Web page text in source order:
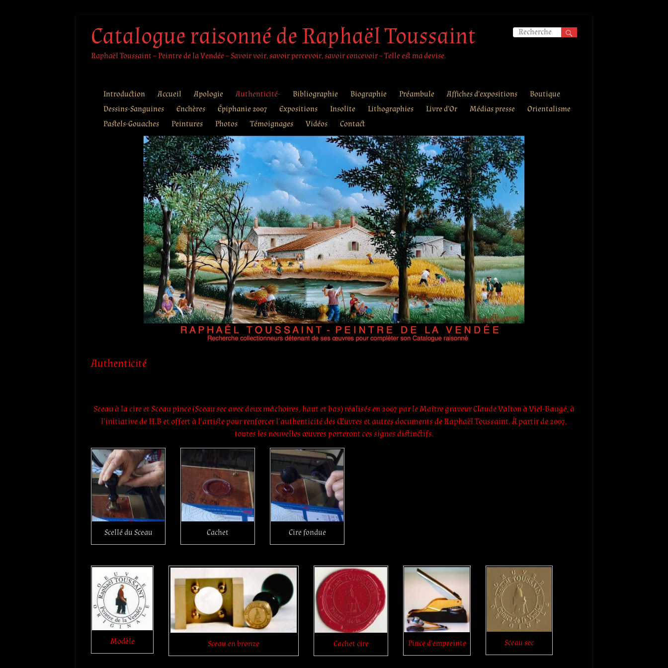
contenuCatalogue raisonné de Raphaël Toussaint
Raphaël Toussaint – Peintre de la Vendée – Savoir voir, savoir percevoir, savoir concevoir – Telle est ma devise.
Introduction Accueil Apologie Authenticité- Bibliographie Biographie Préambule Affiches d’expositions
Boutique
Dessins-Sanguines
Enchères Épiphanie 2007 Expositions Insolite Lithographies Livre d’Or Médias presse
Orientalisme
Pastels-Gouaches
Peintures Photos Témoignages Vidéos Contact
Authenticité
Sceau à la cire et Sceau pince (Sceau sec avec deux mâchoires, haut et bas) réalisés en 2007 par le Maître graveur Claude Valton à Viel-Baugé, à
l’initiative de H.B et offert à l’artiste pour renforcer l’authenticité des Œuvres et autres documents de Raphaël Toussaint. À partir de 2007,
toutes les nouvelles œuvres porteront ces signes distinctifs.
Scellé du Sceau Cachet Cire fondue
Modèle Sceau en bronze Cachet cire Pince d’empreinte Sceau sec